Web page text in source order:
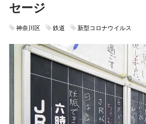
セージ
神奈川区 鉄道 新型コロナウイルス